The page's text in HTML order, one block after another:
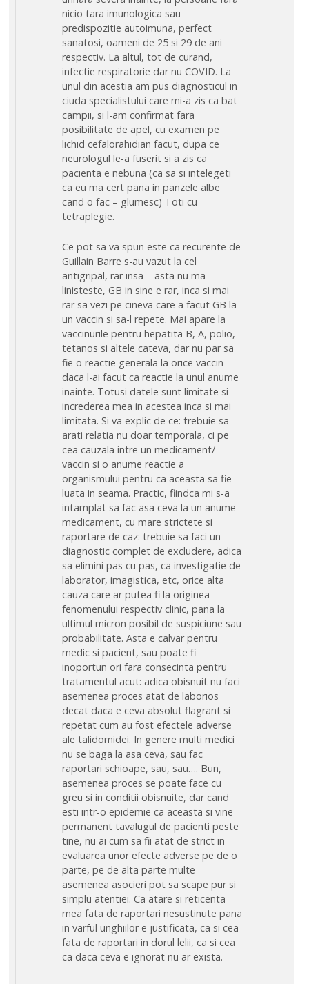
nicio tara imunologica sau
predispozitie autoimuna, perfect
sanatosi, oameni de 25 si 29 de ani
respectiv. La altul, tot de curand,
infectie respiratorie dar nu COVID. La
unul din acestia am pus diagnosticul in
ciuda specialistului care mi-a zis ca bat
campii, si l-am confirmat fara
posibilitate de apel, cu examen pe
lichid cefalorahidian facut, dupa ce
neurologul le-a fuserit si a zis ca
pacienta e nebuna (ca sa si intelegeti
ca eu ma cert pana in panzele albe
cand o fac – glumesc) Toti cu
tetraplegie.
Ce pot sa va spun este ca recurente de
Guillain Barre s-au vazut la cel
antigripal, rar insa – asta nu ma
linisteste, GB in sine e rar, inca si mai
rar sa vezi pe cineva care a facut GB la
un vaccin si sa-l repete. Mai apare la
vaccinurile pentru hepatita B, A, polio,
tetanos si altele cateva, dar nu par sa
fie o reactie generala la orice vaccin
daca l-ai facut ca reactie la unul anume
inainte. Totusi datele sunt limitate si
increderea mea in acestea inca si mai
limitata. Si va explic de ce: trebuie sa
arati relatia nu doar temporala, ci pe
cea cauzala intre un medicament/
vaccin si o anume reactie a
organismului pentru ca aceasta sa fie
luata in seama. Practic, fiindca mi s-a
intamplat sa fac asa ceva la un anume
medicament, cu mare strictete si
raportare de caz: trebuie sa faci un
diagnostic complet de excludere, adica
sa elimini pas cu pas, ca investigatie de
laborator, imagistica, etc, orice alta
cauza care ar putea fi la originea
fenomenului respectiv clinic, pana la
ultimul micron posibil de suspiciune sau
probabilitate. Asta e calvar pentru
medic si pacient, sau poate fi
inoportun ori fara consecinta pentru
tratamentul acut: adica obisnuit nu faci
asemenea proces atat de laborios
decat daca e ceva absolut flagrant si
repetat cum au fost efectele adverse
ale talidomidei. In genere multi medici
nu se baga la asa ceva, sau fac
raportari schioape, sau, sau…. Bun,
asemenea proces se poate face cu
greu si in conditii obisnuite, dar cand
esti intr-o epidemie ca aceasta si vine
permanent tavalugul de pacienti peste
tine, nu ai cum sa fii atat de strict in
evaluarea unor efecte adverse pe de o
parte, pe de alta parte multe
asemenea asocieri pot sa scape pur si
simplu atentiei. Ca atare si reticenta
mea fata de raportari nesustinute pana
in varful unghiilor e justificata, ca si cea
fata de raportari in dorul lelii, ca si cea
ca daca ceva e ignorat nu ar exista.